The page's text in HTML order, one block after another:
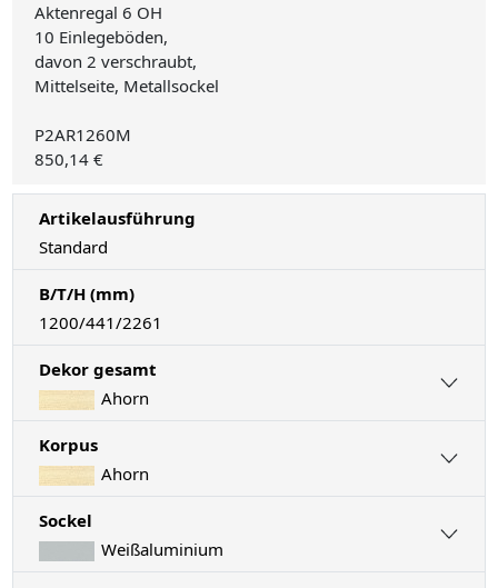
Aktenregal 6 OH
10 Einlegeböden,
davon 2 verschraubt,
Mittelseite, Metallsockel
P2AR1260M
850,14 €
Artikelausführung
Standard
B/T/H (mm)
1200/441/2261
Dekor gesamt
Ahorn
Korpus
Ahorn
Sockel
Weißaluminium